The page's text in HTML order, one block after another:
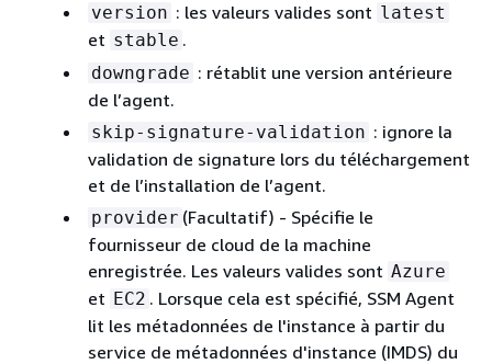
version : les valeurs valides sont latest
et stable .
downgrade : rétablit une version antérieure
de l’agent.
skip-signature-validation : ignore la
validation de signature lors du téléchargement
et de l’installation de l’agent.
provider (Facultatif) - Spécifie le
fournisseur de cloud de la machine
enregistrée. Les valeurs valides sont Azure
et EC2 . Lorsque cela est spécifié, SSM Agent
lit les métadonnées de l'instance à partir du
service de métadonnées d'instance (IMDS) du